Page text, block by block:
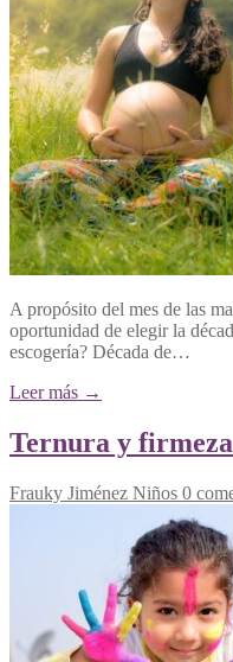
A propósito del mes de las
oportunidad de elegir la
escogería? Década de…
Leer más →
Ternura y
Frauky Jiménez Niños 0